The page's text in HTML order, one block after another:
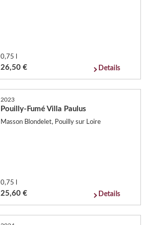
0,75 l
26,50 € Details
2023
Pouilly-Fumé Villa Paulus
Masson Blondelet, Pouilly sur Loire
0,75 l
25,60 € Details